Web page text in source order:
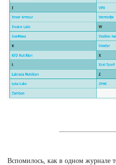
Вспомилось, как в одном журнале